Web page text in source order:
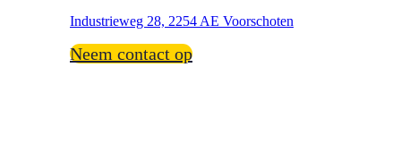
Industrieweg 28, 2254 AE Voorschoten
Neem contact op